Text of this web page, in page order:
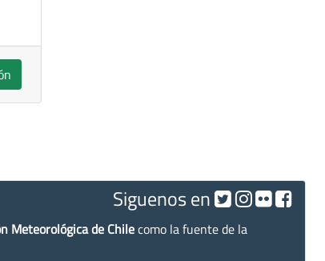
Siguenos en
Meteorológica de Chilecomo la fuente de la